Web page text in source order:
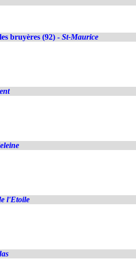
bruyères (92) - St-Maurice
l'Etoile